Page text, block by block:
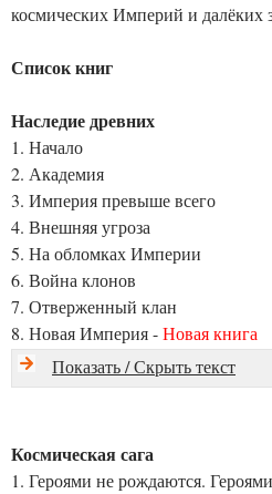
космических Империй и далёких
Список книг
Наследие древних
1. Начало
2. Академия
3. Империя превыше всего
4. Внешняя угроза
5. На обломках Империи
6. Война клонов
7. Отверженный клан
8. Новая Империя -Новая книга
Показать / Скрыть текст
Космическая сага
1. Героями не рождаются.